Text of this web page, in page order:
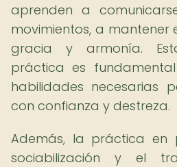
aprenden a
movimientos, a mantener
gracia y armonía.
práctica es
habilidades necesarias
con confianza y destreza.
Además, la práctica en
sociabilización y el